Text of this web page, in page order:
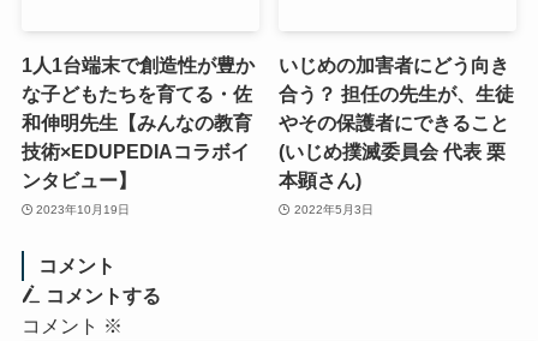
1人1台端末で創造性が豊か
な子どもたちを育てる・佐
和伸明先生【みんなの教育
技術×EDUPEDIAコラボイ
ンタビュー】
2023年10月19日
いじめの加害者にどう向き
合う？ 担任の先生が、生徒
やその保護者にできること
(いじめ撲滅委員会 代表 栗
本顕さん)
2022年5月3日
コメント
コメントする
コメント ※